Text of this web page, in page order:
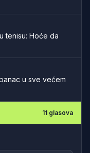
tenisu: Hoće da
u sve većem
11 glasova